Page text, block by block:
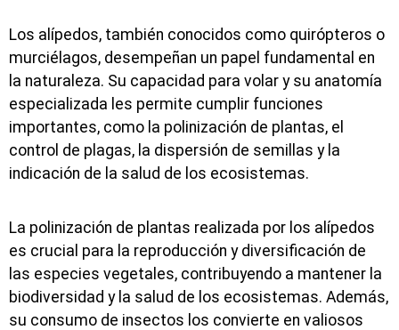
Los alípedos, también conocidos como quirópteros o
murciélagos, desempeñan un papel fundamental en
la naturaleza. Su capacidad para volar y su anatomía
especializada les permite cumplir funciones
importantes, como la polinización de plantas, el
control de plagas, la dispersión de semillas y la
indicación de la salud de los ecosistemas.
La polinización de plantas realizada por los alípedos
es crucial para la reproducción y diversificación de
las especies vegetales, contribuyendo a mantener la
biodiversidad y la salud de los ecosistemas. Además,
su consumo de insectos los convierte en valiosos